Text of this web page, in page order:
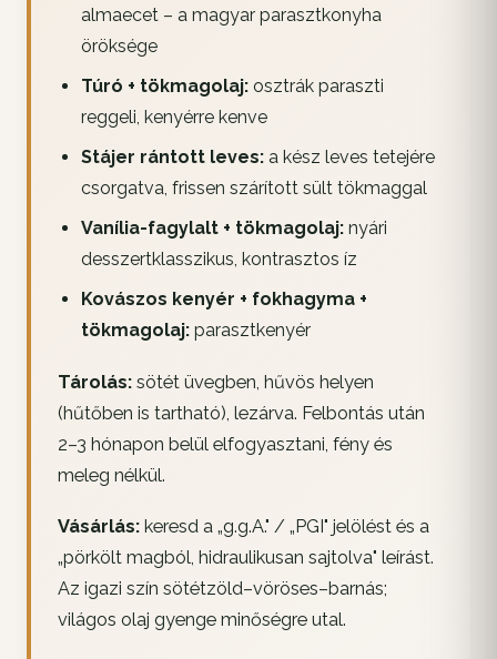
almaecet – a magyar parasztkonyha
öröksége
Túró + tökmagolaj:osztrák paraszti
reggeli, kenyérre kenve
Stájer rántott leves:a kész leves tetejére
csorgatva, frissen szárított sült tökmaggal
Vanília-fagylalt + tökmagolaj:nyári
desszertklasszikus, kontrasztos íz
Kovászos kenyér + fokhagyma +
tökmagolaj:parasztkenyér
Tárolás: sötét üvegben, hűvös helyen
(hűtőben is tartható), lezárva. Felbontás után
2–3 hónapon belül elfogyasztani, fény és
meleg nélkül.
Vásárlás: keresd a „g.g.A." / „PGI" jelölést és a
„pörkölt magból, hidraulikusan sajtolva" leírást.
Az igazi szín sötétzöld–vöröses–barnás;
világos olaj gyenge minőségre utal.